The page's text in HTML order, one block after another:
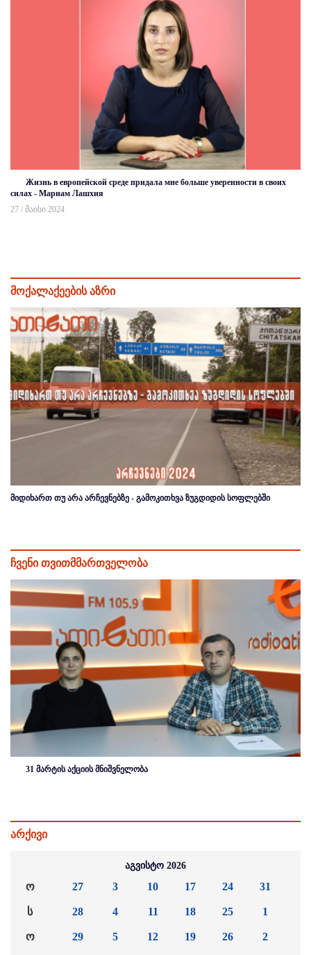
Жизнь в европейской среде придала мне больше уверенности в своих
силах - Мариам Лашхия
27 / მაისი 2024
მოქალაქეების აზრი
მიდიხართ თუ არა არჩევნებზე - გამოკითხვა ზუგდიდის სოფლებში
ჩვენი თვითმმართველობა
31 მარტის აქციის მნიშვნელობა
არქივი
აგვისტო 2026
ო
ს
ო
27
28
29
3
4
5
10
11
12
17
18
19
24
25
26
31
1
2